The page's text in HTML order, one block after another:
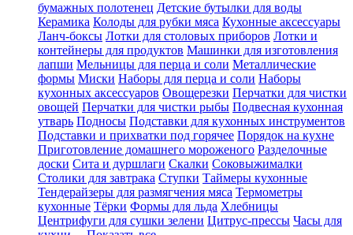
бумажных полотенец Детские бутылки для воды
Керамика Колоды для рубки мяса Кухонные аксессуары
Ланч-боксы Лотки для столовых приборов Лотки и
контейнеры для продуктов Машинки для изготовления
лапши Мельницы для перца и соли Металлические
формы Миски Наборы для перца и соли Наборы
кухонных аксессуаров Овощерезки Перчатки для чистки
овощей Перчатки для чистки рыбы Подвесная кухонная
утварь Подносы Подставки для кухонных инструментов
Подставки и прихватки под горячее Порядок на кухне
Приготовление домашнего мороженого Разделочные
доски Сита и дуршлаги Скалки Соковыжималки
Столики для завтрака Ступки Таймеры кухонные
Тендерайзеры для размягчения мяса Термометры
кухонные Тёрки Формы для льда Хлебницы
Центрифуги для сушки зелени Цитрус-прессы Часы для